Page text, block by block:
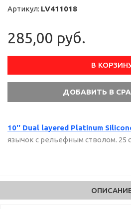
Артикул: LV411018
285,00 руб.
В
10'' Dual layered Platinum
язычок с рельефным стволом. 25